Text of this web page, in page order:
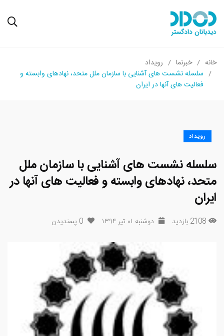
خانه خبرنما
رویداد
سلسله نشست های آشنایی با سازمان ملل متحد، نهادهای وابسته و
فعالیت های آنها در ایران
رویداد
سلسله نشست های آشنایی با سازمان ملل
متحد، نهادهای وابسته و فعالیت های آنها در
ایران
2108 بازدید دوشنبه ۰۱ تیر ۱۳۹۴ 0 پسندیدن